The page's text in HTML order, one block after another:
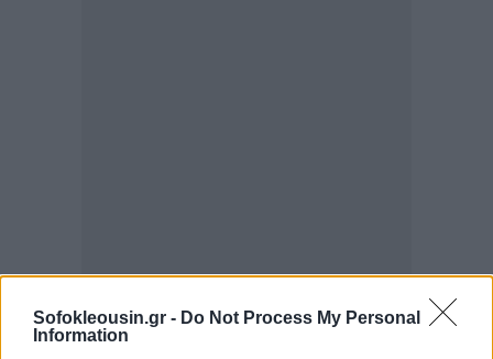
Sofokleousin.gr - Do Not Process My Personal
Information